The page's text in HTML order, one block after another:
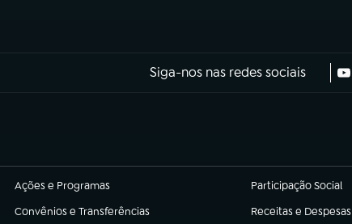
Siga-nos nas redes sociais
Ações e Programas
(abre em nova aba) Participação Social
(abre em nova aba)
Convênios e Transferências
(abre em nova aba) Receitas e Despesas
(abre em nova aba)